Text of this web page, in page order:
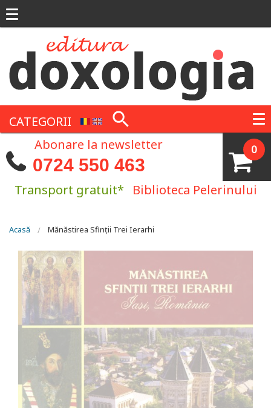
CATEGORII
0
Abonare la newsletter
0724 550 463
Transport gratuit* Biblioteca Pelerinului
Eşti aici
Acasă Mănăstirea Sfinții Trei Ierarhi